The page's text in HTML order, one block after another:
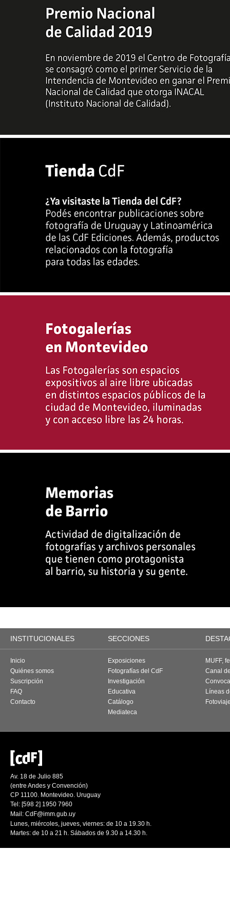
INSTITUCIONALES SECCIONES
Inicio
Quiénes somos
Suscripción
FAQ
Contacto
Exposiciones
Fotografías del CdF
Investigación
Educativa
Catálogo
Mediateca
MUFF,
Canal
Líneas
Av. 18 de Julio 885
(entre Andes y Convención)
CP 11100. Montevideo. Uruguay
Tel: [598 2] 1950 7960
Mail: CdF@imm.gub.uy
Lunes, miércoles, jueves, viernes: de 10 a 19.30 h.
Martes: de 10 a 21 h. Sábados de 9.30 a 14.30 h.